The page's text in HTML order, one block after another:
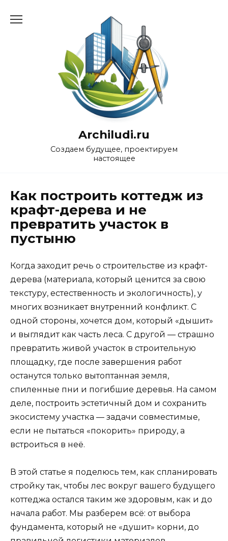
Archiludi.ru
Создаем будущее, проектируем
настоящее
Как построить коттедж из
крафт-дерева и не
превратить участок в
пустыню
Когда заходит речь о строительстве из крафт-
дерева (материала, который ценится за свою
текстуру, естественность и экологичность), у
многих возникает внутренний конфликт. С
одной стороны, хочется дом, который «дышит»
и выглядит как часть леса. С другой — страшно
превратить живой участок в строительную
площадку, где после завершения работ
останутся только вытоптанная земля,
спиленные пни и погибшие деревья. На самом
деле, построить эстетичный дом и сохранить
экосистему участка — задачи совместимые,
если не пытаться «покорить» природу, а
встроиться в неё.
В этой статье я поделюсь тем, как спланировать
стройку так, чтобы лес вокруг вашего будущего
коттеджа остался таким же здоровым, как и до
начала работ. Мы разберем всё: от выбора
фундамента, который не «душит» корни, до